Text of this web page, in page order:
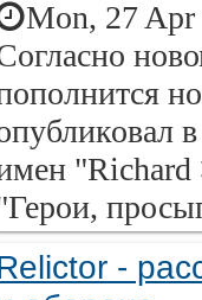
Mon, 27 Apr
"Richard
-